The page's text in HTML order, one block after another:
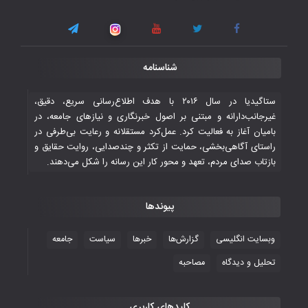
اسلامی
تاریخی ایران
جوانان فوتسالیست کشور با گلباران تایلند به
فینال رفتند
۲۸ October ۲۰۲۵
با شکست چین، فوتسال‌بازان جوان
۲۶ October ۲۰۲۵
شناسنامه
ستاگیدیا در سال ۲۰۱۶ با هدف اطلاع‌رسانی سریع، دقیق،
غیرجانب‌دارانه و مبتنی بر اصول خبرنگاری و نیازهای جامعه، در
بامیان آغاز به فعالیت کرد. عمل‌کرد مستقلانه و رعایت بی‌طرفی در
راستای آگاهی‌بخشی، حمایت از تکثر و چندصدایی، روایت حقایق و
بازتاب صدای مردم، تعهد و محور کار این رسانه را شکل می‌دهند.
پیوندها
وبسایت انگلیسی گزارش‌ها خبرها سیاست
جامعه
تحلیل و دیدگاه
مصاحبه